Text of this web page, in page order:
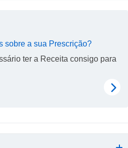
sobre a sua Prescrição?
ter a Receita consigo para